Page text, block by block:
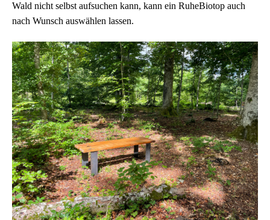
Wald nicht selbst aufsuchen kann, kann ein RuheBiotop auch
nach Wunsch auswählen lassen.